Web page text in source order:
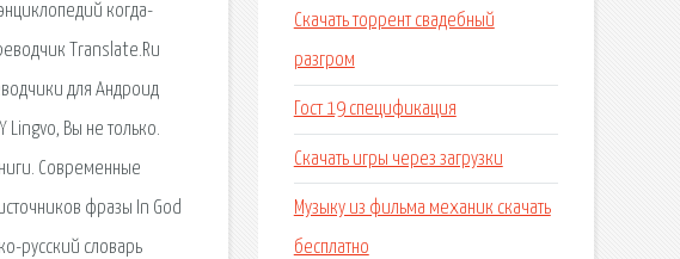
когда-
Translate.Ru
для Андроид
Вы не только.
Современные
фразы In God
русский словарь
Скачать торрент свадебный
разгром
Гост 19 спецификация
Скачать игры через загрузки
Музыку из фильма механик скачать
бесплатно